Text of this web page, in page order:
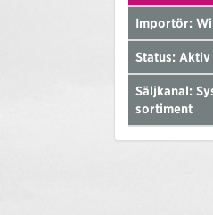
Importör:
Status:
Säljkanal:
sortiment